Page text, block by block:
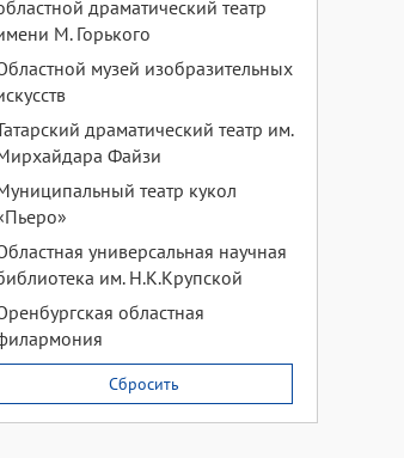
драматический театр
М. Горького
музей изобразительных
драматический театр им.
Файзи
театр кукол
универсальная научная
им. Н.К.Крупской
областная
Сбросить